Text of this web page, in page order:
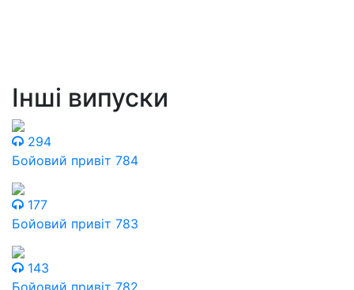
Інші випуски
294
Бойовий привіт 784
177
Бойовий привіт 783
143
Бойовий привіт 782